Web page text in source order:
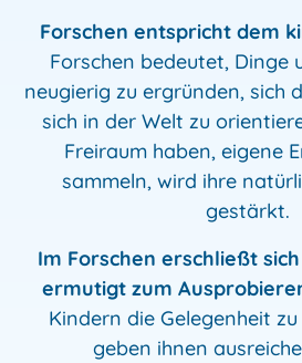
Forschen entspricht dem
Forschen bedeutet, Dinge
neugierig zu ergründen, sich
sich in der Welt zu
Freiraum haben, eigene
sammeln, wird ihre
gestärkt.
Im Forschen erschließt
ermutigt zum
Kindern die Gelegenheit
geben ihnen